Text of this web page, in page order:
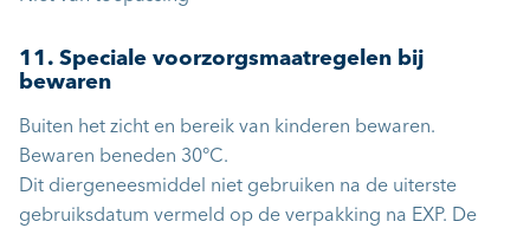
11. Speciale voorzorgsmaatregelen bij
bewaren
Buiten het zicht en bereik van kinderen bewaren.
Bewaren beneden 30°C.
Dit diergeneesmiddel niet gebruiken na de uiterste
gebruiksdatum vermeld op de verpakking na EXP. De